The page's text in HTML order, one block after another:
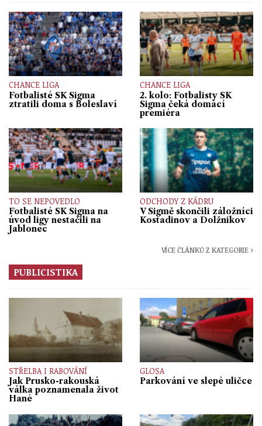
CHANCE LIGA
Fotbalisté SK Sigma
ztratili doma s Boleslaví
CHANCE LIGA
2. kolo: Fotbalisty SK
Sigma čeká domácí
premiéra
TO SE NEPOVEDLO
Fotbalisté SK Sigma na
úvod ligy nestačili na
Jablonec
ODCHODY Z KÁDRU
V Sigmě skončili záložníci
Kostadinov a Dolžnikov
VÍCE ČLÁNKŮ Z KATEGORIE ›
PUBLICISTIKA
STŘELBA I RABOVÁNÍ
Jak Prusko-rakouská
válka poznamenala život
Hané
GLOSA
Parkování ve slepé uličce